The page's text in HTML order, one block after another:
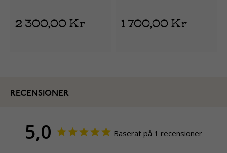
2 300,00 Kr 1 700,00 Kr
RECENSIONER
5,0 Baserat på 1 recensioner